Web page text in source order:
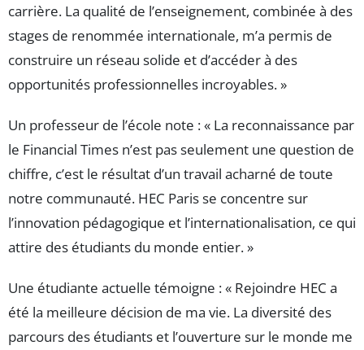
carrière. La qualité de l’enseignement, combinée à des
stages de renommée internationale, m’a permis de
construire un réseau solide et d’accéder à des
opportunités professionnelles incroyables. »
Un professeur de l’école note : « La reconnaissance par
le Financial Times n’est pas seulement une question de
chiffre, c’est le résultat d’un travail acharné de toute
notre communauté. HEC Paris se concentre sur
l’innovation pédagogique et l’internationalisation, ce qui
attire des étudiants du monde entier. »
Une étudiante actuelle témoigne : « Rejoindre HEC a
été la meilleure décision de ma vie. La diversité des
parcours des étudiants et l’ouverture sur le monde me